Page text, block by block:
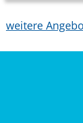
weitere